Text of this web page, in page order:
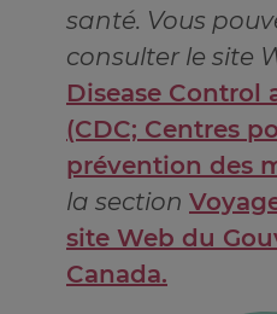
santé. Vous
consulter le site
Disease Control
(CDC; Centres
prévention des
la section
site Web du
Canada.